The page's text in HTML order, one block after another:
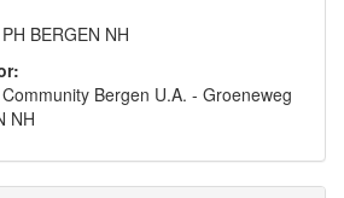
BERGEN NH
Bergen U.A. - Groeneweg
NH